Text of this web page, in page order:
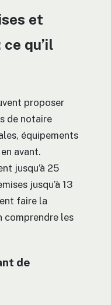
et
qu’il
proposer
de notaire
équipements
avant.
jusqu’à 25
jusqu’à 13
faire la
comprendre les
de